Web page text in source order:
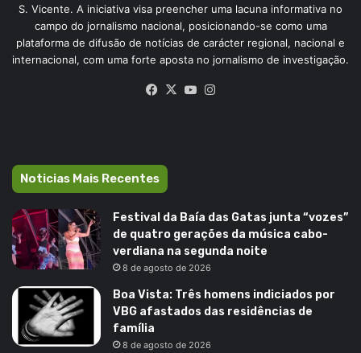
S. Vicente. A iniciativa visa preencher uma lacuna informativa no
campo do jornalismo nacional, posicionando-se como uma
plataforma de difusão de notícias de carácter regional, nacional e
internacional, com uma forte aposta no jornalismo de investigação.
Facebook
X YouTube
Noticias Mais Recentes
Festival da Baía das Gatas junta “vozes”
de quatro gerações da música cabo-
verdiana na segunda noite
8 de agosto de 2026
Boa Vista: Três homens indiciados por
VBG afastados das residências de
família
8 de agosto de 2026